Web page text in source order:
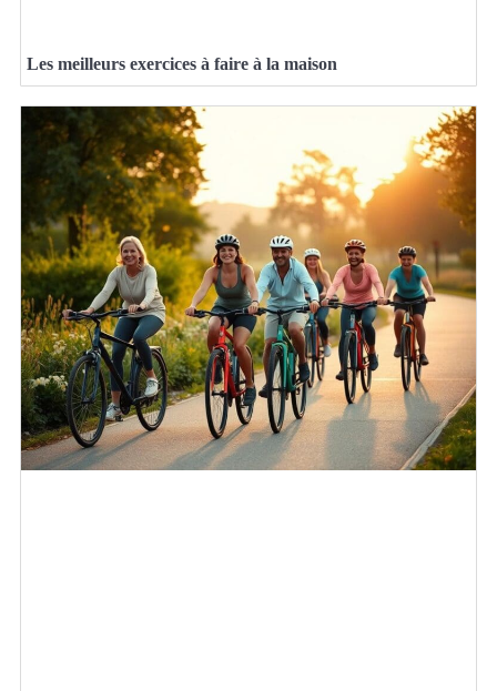
Les meilleurs exercices à faire à la maison